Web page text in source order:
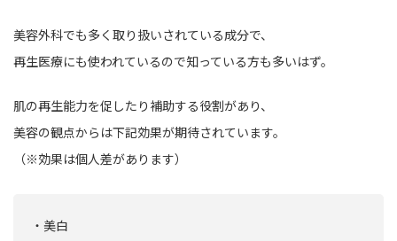
美容外科でも多く取り扱いされている成分で、
再生医療にも使われているので知っている方も多いはず。
肌の再生能力を促したり補助する役割があり、
美容の観点からは下記効果が期待されています。
（※効果は個人差があります）
・美白